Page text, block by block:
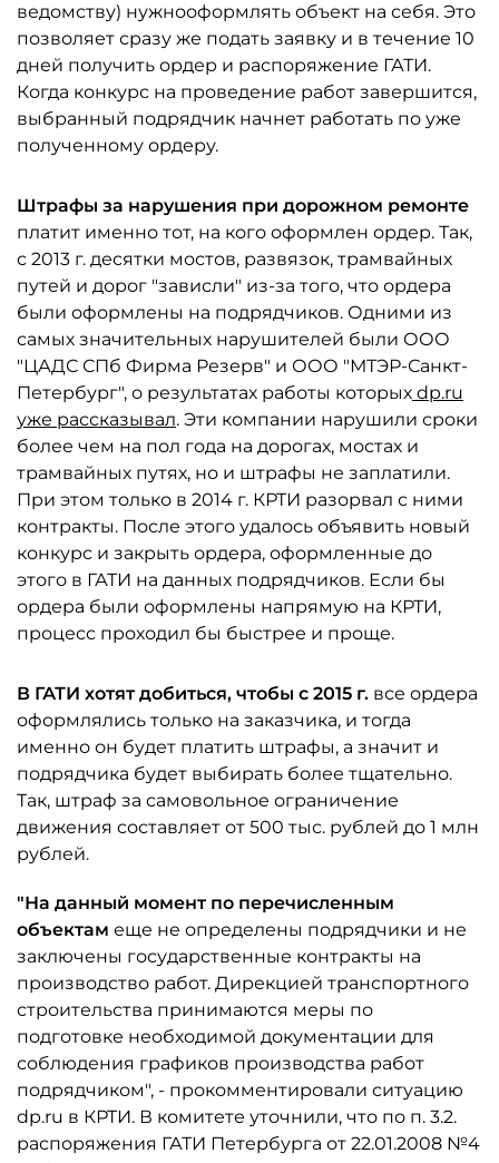
ведомству) нужнооформлять объект на себя. Это
позволяет сразу же подать заявку и в течение 10
дней получить ордер и распоряжение ГАТИ.
Когда конкурс на проведение работ завершится,
выбранный подрядчик начнет работать по уже
полученному ордеру.
Штрафы за нарушения при дорожном ремонте
платит именно тот, на кого оформлен ордер. Так,
с 2013 г. десятки мостов, развязок, трамвайных
путей и дорог "зависли" из-за того, что ордера
были оформлены на подрядчиков. Одними из
самых значительных нарушителей были ООО
"ЦАДС СПб Фирма Резерв" и ООО "МТЭР-Санкт-
Петербург", о результатах работы которых dp.ru
уже рассказывал. Эти компании нарушили сроки
более чем на пол года на дорогах, мостах и
трамвайных путях, но и штрафы не заплатили.
При этом только в 2014 г. КРТИ разорвал с ними
контракты. После этого удалось объявить новый
конкурс и закрыть ордера, оформленные до
этого в ГАТИ на данных подрядчиков. Если бы
ордера были оформлены напрямую на КРТИ,
процесс проходил бы быстрее и проще.
В ГАТИ хотят добиться, чтобы с 2015 г. все ордера
оформлялись только на заказчика, и тогда
именно он будет платить штрафы, а значит и
подрядчика будет выбирать более тщательно.
Так, штраф за самовольное ограничение
движения составляет от 500 тыс. рублей до 1 млн
рублей.
"На данный момент по перечисленным
объектам еще не определены подрядчики и не
заключены государственные контракты на
производство работ. Дирекцией транспортного
строительства принимаются меры по
подготовке необходимой документации для
соблюдения графиков производства работ
подрядчиком", - прокомментировали ситуацию
dp.ru в КРТИ. В комитете уточнили, что по п. 3.2.
распоряжения ГАТИ Петербурга от 22.01.2008 №4